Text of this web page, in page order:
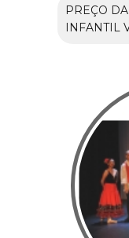
PREÇO
INFANTIL